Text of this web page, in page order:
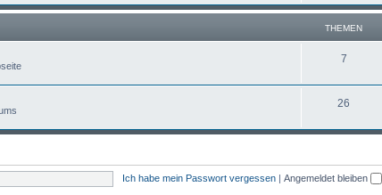
THEMEN
7
26
Ich habe mein Passwort vergessen | Angemeldet bleiben